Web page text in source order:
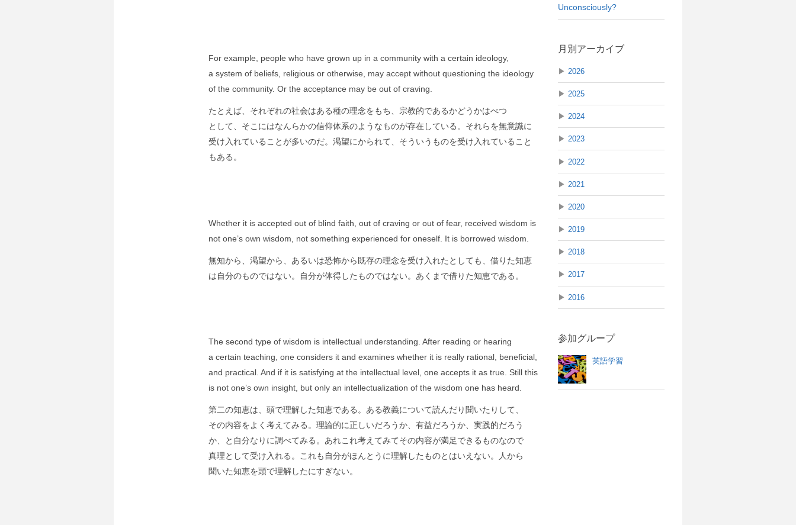
For example, people who have grown up in a community with a certain ideology,
a system of beliefs, religious or otherwise, may accept without questioning the ideology
of the community. Or the acceptance may be out of craving.
たとえば、それぞれの社会はある種の理念をもち、宗教的であるかどうかはべつ
として、そこにはなんらかの信仰体系のようなものが存在している。それらを無意識に
受け入れていることが多いのだ。渇望にかられて、そういうものを受け入れていること
もある。
Whether it is accepted out of blind faith, out of craving or out of fear, received wisdom is
not one’s own wisdom, not something experienced for oneself. It is borrowed wisdom.
無知から、渇望から、あるいは恐怖から既存の理念を受け入れたとしても、借りた知恵
は自分のものではない。自分が体得したものではない。あくまで借りた知恵である。
The second type of wisdom is intellectual understanding. After reading or hearing
a certain teaching, one considers it and examines whether it is really rational, beneficial,
and practical. And if it is satisfying at the intellectual level, one accepts it as true. Still this
is not one’s own insight, but only an intellectualization of the wisdom one has heard.
第二の知恵は、頭で理解した知恵である。ある教義について読んだり聞いたりして、
その内容をよく考えてみる。理論的に正しいだろうか、有益だろうか、実践的だろう
か、と自分なりに調べてみる。あれこれ考えてみてその内容が満足できるものなので
真理として受け入れる。これも自分がほんとうに理解したものとはいえない。人から
聞いた知恵を頭で理解したにすぎない。
Unconsciously?
月別アーカイブ
▶ 2026
▶ 2025
▶ 2024
▶ 2023
▶ 2022
▶ 2021
▶ 2020
▶ 2019
▶ 2018
▶ 2017
▶ 2016
参加グループ
英語学習